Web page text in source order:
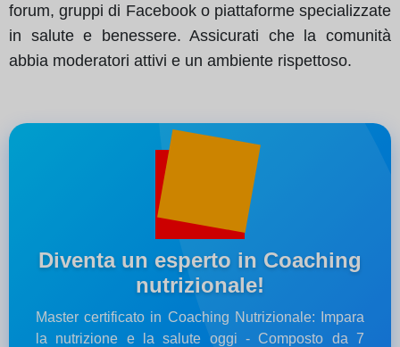
forum, gruppi di Facebook o piattaforme specializzate
in salute e benessere. Assicurati che la comunità
abbia moderatori attivi e un ambiente rispettoso.
Diventa un esperto in Coaching
nutrizionale!
Master certificato in Coaching Nutrizionale: Impara
la nutrizione e la salute oggi - Composto da 7